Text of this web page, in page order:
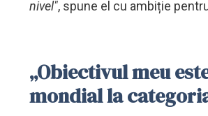
nivel", spune el cu ambiție
„Obiectivul meu
mondial la